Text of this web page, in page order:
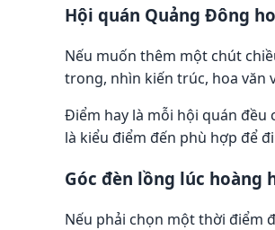
Hội quán Quảng Đông
Nếu muốn thêm một chút
trong, nhìn kiến trúc, hoa văn
Điểm hay là mỗi hội quán đều
là kiểu điểm đến phù hợp để
Góc đèn lồng lúc hoàng
Nếu phải chọn một thời điểm